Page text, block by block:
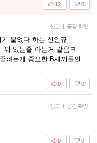
0
12
신고 | 공감 확인
붙었다 하는 신인규
뭐 있는줄 아는거 같음ㅋ
빠는게 중요한 B새끼들인
0
0
신고 | 공감 확인
0
0